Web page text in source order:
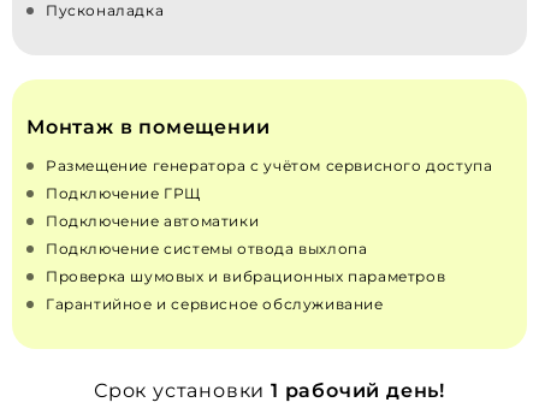
Пусконаладка
Монтаж в помещении
Размещение генератора с учётом сервисного доступа
Подключение ГРЩ
Подключение автоматики
Подключение системы отвода выхлопа
Проверка шумовых и вибрационных параметров
Гарантийное и сервисное обслуживание
Срок установки 1 рабочий день!